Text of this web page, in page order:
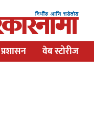
प्रशासन वेब स्टोरीज